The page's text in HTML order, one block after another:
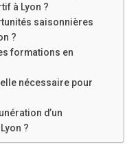
à Lyon ?
saisonnières
?
formations en
nécessaire pour
d’un
?